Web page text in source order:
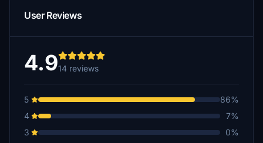
User Reviews
4.914 reviews
5
86%
4
7%
3
0%